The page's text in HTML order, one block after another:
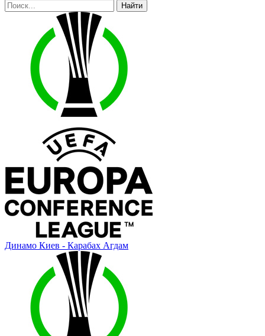
Найти
Динамо Киев - Карабах Агдам